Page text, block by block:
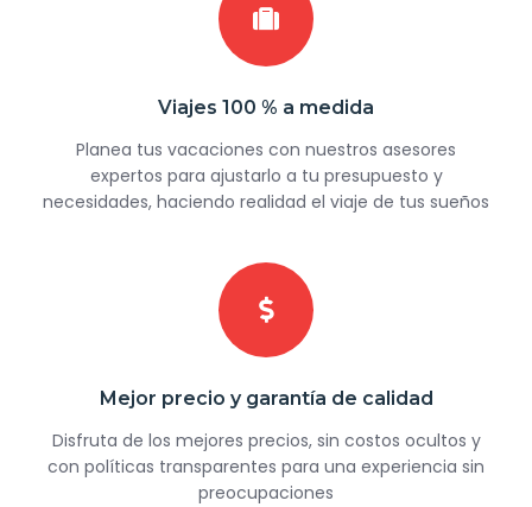
Viajes 100 % a medida
Planea tus vacaciones con nuestros asesores
expertos para ajustarlo a tu presupuesto y
necesidades, haciendo realidad el viaje de tus sueños
Mejor precio y garantía de calidad
Disfruta de los mejores precios, sin costos ocultos y
con políticas transparentes para una experiencia sin
preocupaciones